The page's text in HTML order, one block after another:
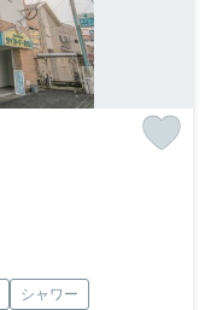
シャワー